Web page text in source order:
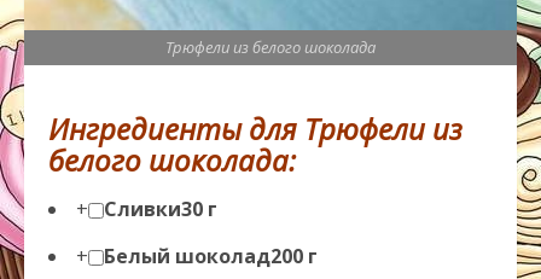
Трюфели из белого шоколада
Ингредиенты для Трюфели из
белого шоколада:
+ Сливки30 г
+
Белый шоколад200 г